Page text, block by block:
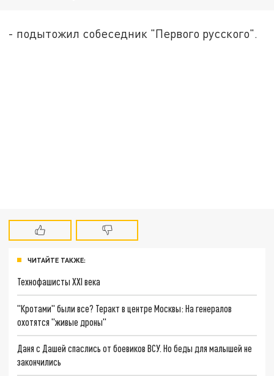
- подытожил собеседник "Первого русского".
ЧИТАЙТЕ ТАКЖЕ:
Технофашисты XXI века
"Кротами" были все? Теракт в центре Москвы: На генералов
охотятся "живые дроны"
Даня с Дашей спаслись от боевиков ВСУ. Но беды для малышей не
закончились